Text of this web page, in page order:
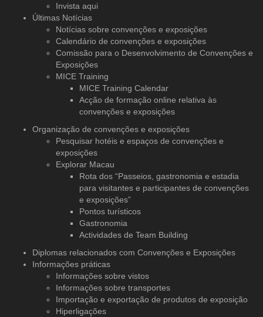
Invista aqui
Últimas Notícias
Notícias sobre convenções e exposições
Calendário de convenções e exposições
Comissão para o Desenvolvimento de Convenções e
Exposições
MICE Training
MICE Training Calendar
Acção de formação online relativa às
convenções e exposições
Organização de convenções e exposições
Pesquisar hotéis e espaços de convenções e
exposições
Explorar Macau
Rota dos “Passeios, gastronomia e estadia
para visitantes e participantes de convenções
e exposições”
Pontos turísticos
Gastronomia
Actividades de Team Building
Diplomas relacionados com Convenções e Exposições
Informações práticas
Informações sobre vistos
Informações sobre transportes
Importação e exportação de produtos de exposição
Hiperligações